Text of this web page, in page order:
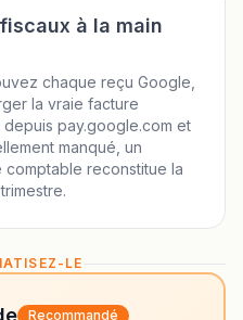
à la main
chaque reçu Google,
la vraie facture
pay.google.com et
manqué, un
comptable reconstitue la
LE
Recommandé